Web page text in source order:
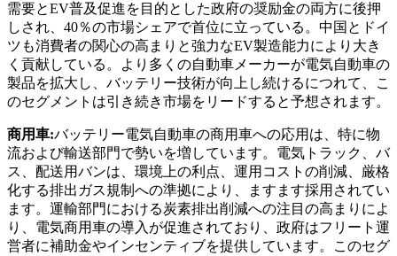
需要とEV普及促進を目的とした政府の奨励金の両方に後押
しされ、40％の市場シェアで首位に立っている。中国とドイ
ツも消費者の関心の高まりと強力なEV製造能力により大き
く貢献している。より多くの自動車メーカーが電気自動車の
製品を拡大し、バッテリー技術が向上し続けるにつれて、こ
のセグメントは引き続き市場をリードすると予想されます。
商用車:バッテリー電気自動車の商用車への応用は、特に物
流および輸送部門で勢いを増しています。電気トラック、バ
ス、配送用バンは、環境上の利点、運用コストの削減、厳格
化する排出ガス規制への準拠により、ますます採用されてい
ます。運輸部門における炭素排出削減への注目の高まりによ
り、電気商用車の導入が促進されており、政府はフリート運
営者に補助金やインセンティブを提供しています。このセグ